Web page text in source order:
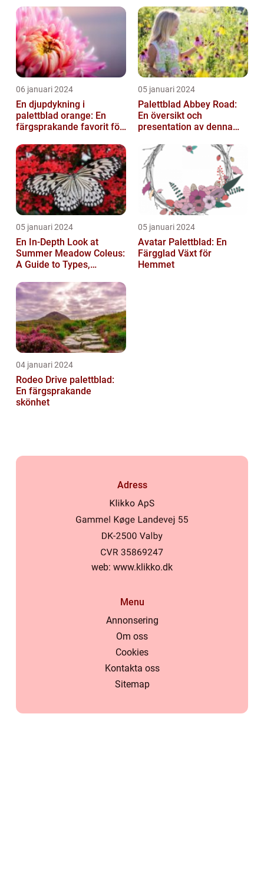
06 januari 2024
En djupdykning i
palettblad orange: En
färgsprakande favorit för
05 januari 2024
Palettblad Abbey Road:
En översikt och
presentation av denna
05 januari 2024
En In-Depth Look at
Summer Meadow Coleus:
A Guide to Types,
Historical Signific...
05 januari 2024
Avatar Palettblad: En
Färgglad Växt för
Hemmet
04 januari 2024
Rodeo Drive palettblad:
En färgsprakande
skönhet
Adress
web: www.klikko.dk
Menu
Annonsering
Om oss
Cookies
Kontakta oss
Sitemap